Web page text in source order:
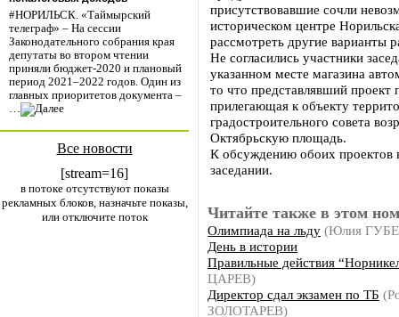
#НОРИЛЬСК. «Таймырский
телеграф» – На сессии
Законодательного собрания края
депутаты во втором чтении
приняли бюджет-2020 и плановый
период 2021–2022 годов. Один из
главных приоритетов документа –
…
Все новости
[stream=16]
в потоке отсутствуют показы
рекламных блоков, назначьте показы,
или отключите поток
присутствовавшие сочли
историческом центре
рассмотреть другие варианты
Не согласились участники
указанном месте магазина
то что представлявший проект
прилегающая к объекту
градостроительного совета
Октябрьскую площадь.
К обсуждению обоих проектов
заседании.
Читайте также в этом
Олимпиада на льду (Юлия
День в истории
Правильные действия
ЦАРЕВ)
Директор сдал экзамен по ТБ
ЗОЛОТАРЕВ)